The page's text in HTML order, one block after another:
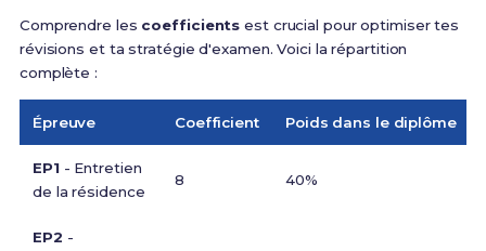
Comprendre les coefficients est crucial pour optimiser tes
révisions et ta stratégie d'examen. Voici la répartition
complète :
Épreuve Coefficient Poids dans le diplôme
EP1- Entretien
de la résidence
8 40%
EP2 -